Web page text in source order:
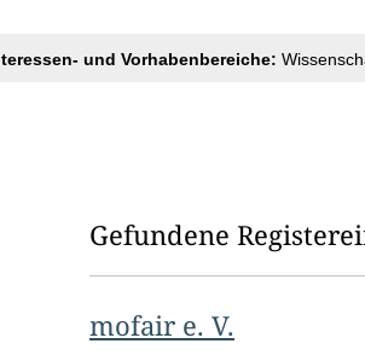
und Vorhabenbereiche:
Gefundene
mofair e. V.